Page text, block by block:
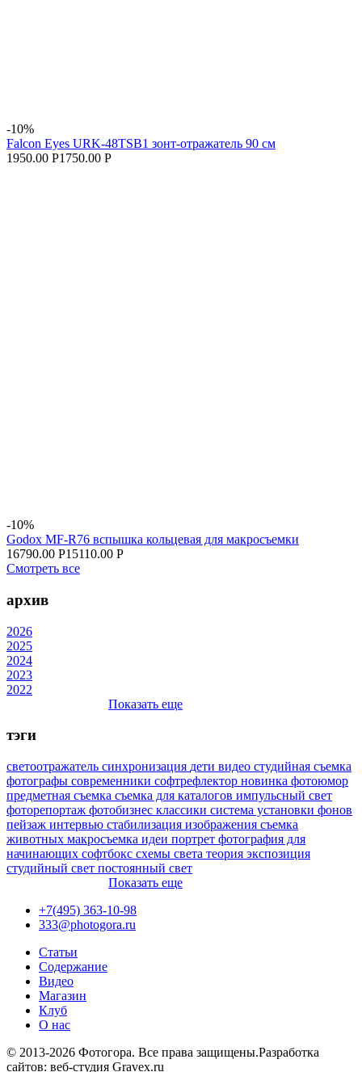
-10%
Falcon Eyes URK-48TSB1 зонт-отражатель 90 см
1950.00 Р1750.00 Р
-10%
Godox MF-R76 вспышка кольцевая для макросъемки
16790.00 Р15110.00 Р
Смотреть все
архив
2026
2025
2024
2023
2022
Показать еще
тэги
светоотражатель синхронизация дети видео студийная съемка
фотографы современники софтрефлектор новинка фотоюмор
предметная съемка съемка для каталогов импульсный свет
фоторепортаж фотобизнес классики система установки фонов
пейзаж интервью стабилизация изображения съемка
животных макросъемка идеи портрет фотография для
начинающих софтбокс схемы света теория экспозиция
студийный свет постоянный свет
Показать еще
+7(495) 363-10-98
333@photogora.ru
Статьи
Содержание
Видео
Магазин
Клуб
О нас
© 2013-2026 Фотогора. Все права защищены.Разработка
сайтов: веб-студия Gravex.ru